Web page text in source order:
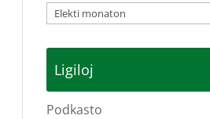
Arkivoj
Ligiloj
Podkasto